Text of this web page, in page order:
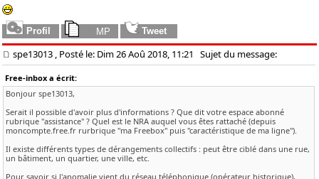
spe13013 , Posté le: Dim 26 Aoû 2018, 11:21 Sujet du message:
Free-inbox a écrit:
Bonjour spe13013,
Serait il possible d'avoir plus d'informations ? Que dit votre espace abonné
rubrique "assistance" ? Quel est le NRA auquel vous êtes rattaché (depuis
moncompte.free.fr rurbrique "ma Freebox" puis "caractéristique de ma ligne").
Il existe différents types de dérangements collectifs : peut être ciblé dans une rue,
un bâtiment, un quartier, une ville, etc.
Pour savoir si l'anomalie vient du réseau téléphonique (opérateur historique),